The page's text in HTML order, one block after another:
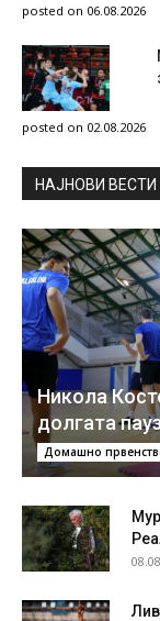
posted on 06.08.2026
posted on 02.08.2026
НAЈНОВИ ВЕСТИ
Никола
долгата
Домашно